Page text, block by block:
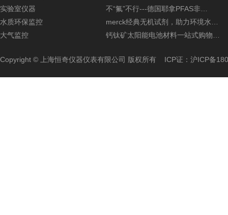
实验室仪器
水质环保监控
大气监控
不“氟”不行---德国耶拿PFAS非…
merck经典无机试剂，助力环境水…
钙钛矿太阳能电池材料一站式购物…
Copyright © 上海恒奇仪器仪表有限公司 版权所有 ICP证： 沪ICP备